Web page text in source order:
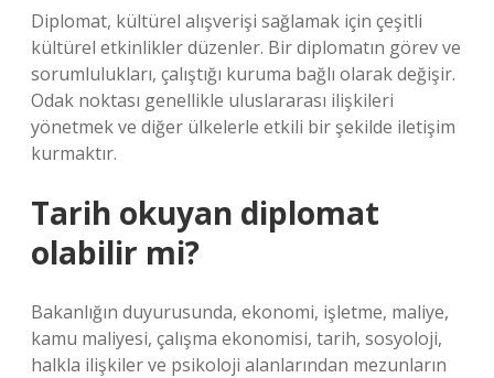
Diplomat, kültürel alışverişi sağlamak için çeşitli
kültürel etkinlikler düzenler. Bir diplomatın görev ve
sorumlulukları, çalıştığı kuruma bağlı olarak değişir.
Odak noktası genellikle uluslararası ilişkileri
yönetmek ve diğer ülkelerle etkili bir şekilde iletişim
kurmaktır.
Tarih okuyan diplomat
olabilir mi?
Bakanlığın duyurusunda, ekonomi, işletme, maliye,
kamu maliyesi, çalışma ekonomisi, tarih, sosyoloji,
halkla ilişkiler ve psikoloji alanlarından mezunların